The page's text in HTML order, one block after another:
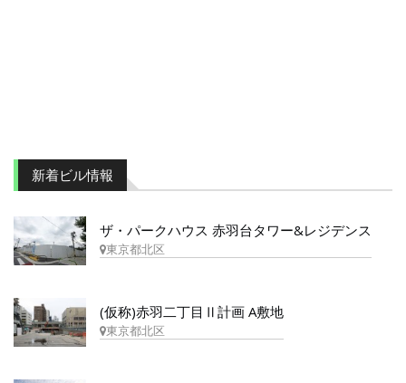
新着ビル情報
ザ・パークハウス 赤羽台タワー&レジデンス
東京都北区
(仮称)赤羽二丁目Ⅱ計画 A敷地
東京都北区